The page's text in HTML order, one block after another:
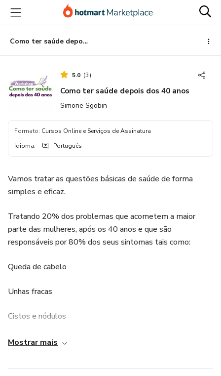
para
conteúdo
principal
para
pagamento
para
rodapé
Como ter saúde depois dos 40 anos
5.0 (3)
Como ter saúde depois dos 40 anos
Simone Sgobin
Formato: Cursos Online e Serviços de Assinatura
Idioma: Português
Vamos tratar as questões básicas de saúde de forma
simples e eficaz.
Tratando 20% dos problemas que acometem a maior
parte das mulheres, após os 40 anos e que são
responsáveis por 80% dos seus sintomas tais como:
Queda de cabelo
Unhas fracas
Cistos e nódulos
Indigestão
Constipação
Mostrar mais